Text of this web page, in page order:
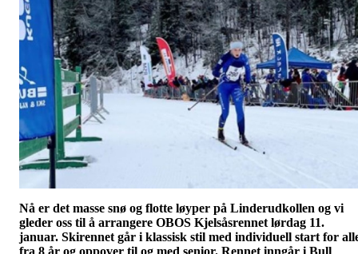
Nå er det masse snø og flotte løyper på Linderudkollen og vi
gleder oss til å arrangere OBOS Kjelsåsrennet lørdag 11.
januar. Skirennet går i klassisk stil med individuell start for
fra 8 år og oppover til og med senior. Rennet inngår i Bull